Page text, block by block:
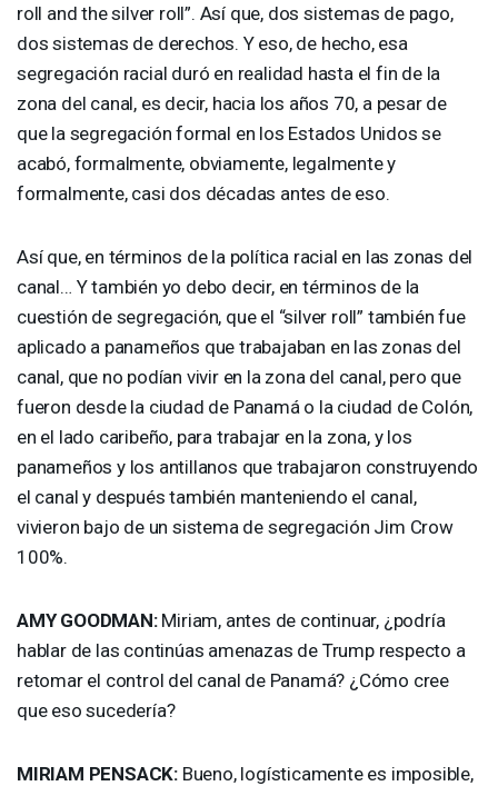
roll and the silver roll”. Así que, dos sistemas de pago,
dos sistemas de derechos. Y eso, de hecho, esa
segregación racial duró en realidad hasta el fin de la
zona del canal, es decir, hacia los años 70, a pesar de
que la segregación formal en los Estados Unidos se
acabó, formalmente, obviamente, legalmente y
formalmente, casi dos décadas antes de eso.
Así que, en términos de la política racial en las zonas del
canal… Y también yo debo decir, en términos de la
cuestión de segregación, que el “silver roll” también fue
aplicado a panameños que trabajaban en las zonas del
canal, que no podían vivir en la zona del canal, pero que
fueron desde la ciudad de Panamá o la ciudad de Colón,
en el lado caribeño, para trabajar en la zona, y los
panameños y los antillanos que trabajaron construyendo
el canal y después también manteniendo el canal,
vivieron bajo de un sistema de segregación Jim Crow
100%.
AMY GOODMAN:Miriam, antes de continuar, ¿podría
hablar de las continúas amenazas de Trump respecto a
retomar el control del canal de Panamá? ¿Cómo cree
que eso sucedería?
MIRIAM PENSACK: Bueno, logísticamente es imposible,